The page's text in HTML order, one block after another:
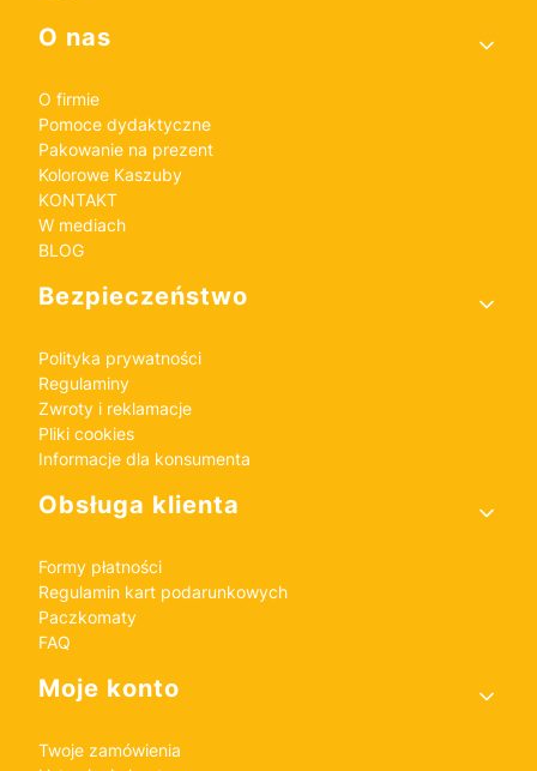
Linki w stopce
O nas
O firmie
Pomoce dydaktyczne
Pakowanie na prezent
Kolorowe Kaszuby
KONTAKT
W mediach
BLOG
Bezpieczeństwo
Polityka prywatności
Regulaminy
Zwroty i reklamacje
Pliki cookies
Informacje dla konsumenta
Obsługa klienta
Formy płatności
Regulamin kart podarunkowych
Paczkomaty
FAQ
Moje konto
Twoje zamówienia